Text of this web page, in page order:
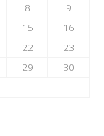
8
9
15
16
22
23
29
30